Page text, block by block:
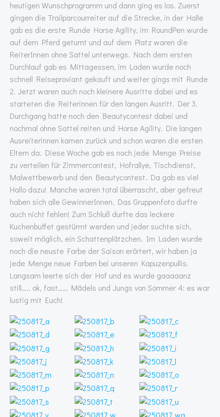
heutigen Wunschprogramm und dann ging es los. Zuerst
gingen die Trailparcourreiter auf die Strecke, in der Halle
gab es die erste Runde Horse Agility, im RoundPen wurde
auf dem Pferd geturnt und auf dem Platz waren die
ReiterInnen ohne Sattel unterwegs. Nach dem ersten
Durchlauf gab es Mittagessen, im Laden wurde noch
schnell Reiseproviant gekauft und weiter gings mit Runde
2. Jetzt waren auch noch kleinere Ausritte dabei und es
starteten die Reiterinnen für den langen Ausritt. Der 3.
Durchgang hatte noch den Beautycontest dabei und
nochmal ohne Sattel reiten und Horse Agility. Die langen
Ausreiterinnen kamen zurück und schon waren die ersten
Eltern da. Diese Woche gab es noch jede Menge Preise
zu verteilen für Zimmercontest, Hofrallye, Tischdienst,
Malwettbewerb und den Beautycontest. Da gab es viel
Hallo dazu! Manche waren total überrascht, aber gefreut
haben sich alle GewinnerInnen. Das Gruppenfoto durfte
auch nicht fehlen! Zum Schluß durfte das leckere
Kuchenbuffet gestürmt werden und jeder suchte sich,
soweit möglich, ein Schattenplätzchen. Im Laden wurde
noch die neuste Farbe der Saison erörtert, wir haben ja
jede Menge neue Farben bei unseren Kapuzenpullis.
Langsam leerte sich der Hof und es wurde gaaaaanz
still….. ok, fast…… Mädels und Jungs von Sommer 4: es war
lustig mit Euch!